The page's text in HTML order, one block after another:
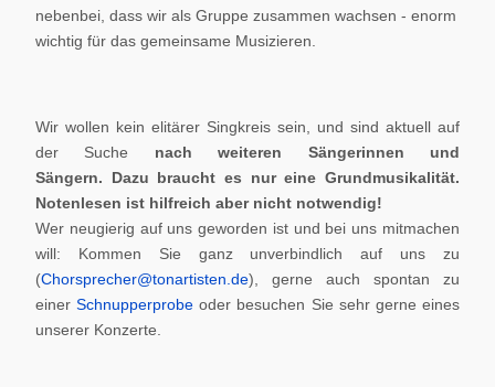
nebenbei, dass wir als Gruppe zusammen wachsen - enorm
wichtig für das gemeinsame Musizieren.
Wir wollen kein elitärer Singkreis sein, und sind aktuell auf
der Suche nach weiteren Sängerinnen und
Sängern. Dazu braucht es nur eine Grundmusikalität.
Notenlesen ist hilfreich aber nicht notwendig!
Wer neugierig auf uns geworden ist und bei uns mitmachen
will: Kommen Sie ganz unverbindlich auf uns zu
(Chorsprecher@tonartisten.de), gerne auch spontan zu
einerSchnupperprobe oder besuchen Sie sehr gerne eines
unserer Konzerte.